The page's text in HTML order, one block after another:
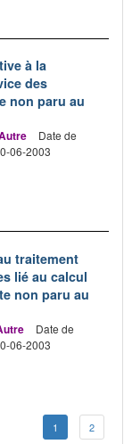
à la
des
non paru au
Date de
06-2003
traitement
lié au calcul
non paru au
Date de
06-2003
1 2